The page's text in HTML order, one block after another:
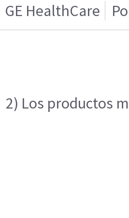
GE HealthCare
2) Los productos